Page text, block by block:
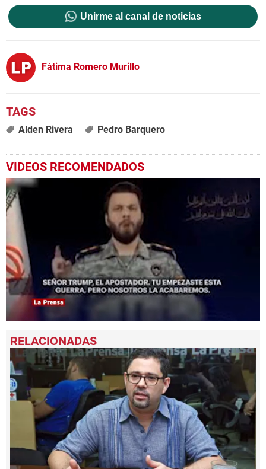
Unirme al canal de noticias
Fátima Romero Murillo
Alden Rivera Pedro Barquero
VIDEOS RECOMENDADOS
seconds
of
1
minute,
57
seconds